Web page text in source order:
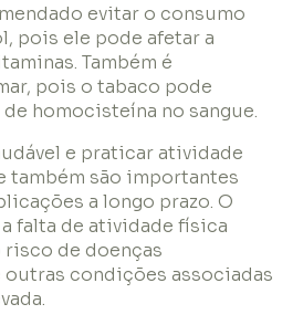
evitar o consumo
pois ele pode afetar a
Também é
pois o tabaco pode
homocisteína no sangue.
e praticar atividade
também são importantes
a longo prazo. O
falta de atividade física
risco de doenças
condições associadas